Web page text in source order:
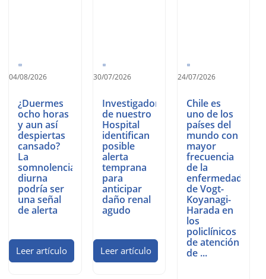
04/08/2026
¿Duermes
ocho horas
y aun así
despiertas
cansado?
La
somnolencia
diurna
podría ser
una señal
de alerta
Leer artículo
30/07/2026
Investigadores
de nuestro
Hospital
identifican
posible
alerta
temprana
para
anticipar
daño renal
agudo
Leer artículo
24/07/2026
Chile es
uno de los
países del
mundo con
mayor
frecuencia
de la
enfermedad
de Vogt-
Koyanagi-
Harada en
los
policlínicos
de atención
de ...